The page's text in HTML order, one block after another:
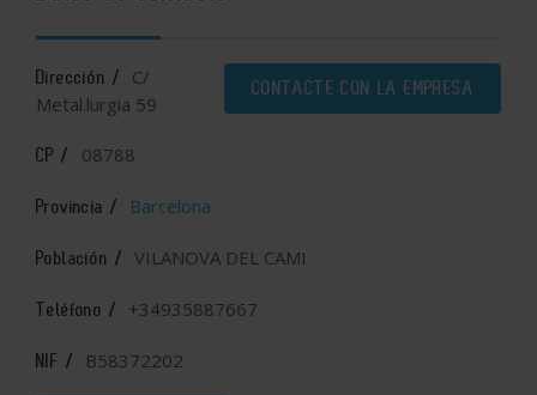
CONTACTE CON LA EMPRESA
Dirección /
C/
Metal.lurgia 59
CP / 08788
Provincia / Barcelona
Población / VILANOVA DEL CAMI
Teléfono / +34935887667
NIF / B58372202